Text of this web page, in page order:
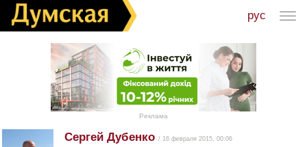
рус
Реклама
Сергей Дубенко / 16 февраля 2015, 00:06